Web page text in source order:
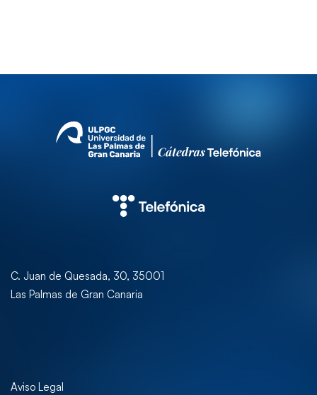
C. Juan de Quesada, 30, 35001
Las Palmas de Gran Canaria
Aviso Legal